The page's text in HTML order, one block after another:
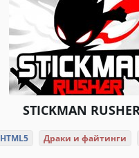
STICKMAN
HTML5 Драки и файтинги